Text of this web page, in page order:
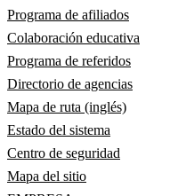
Programa de afiliados
Colaboración educativa
Programa de referidos
Directorio de agencias
Mapa de ruta (inglés)
Estado del sistema
Centro de seguridad
Mapa del sitio